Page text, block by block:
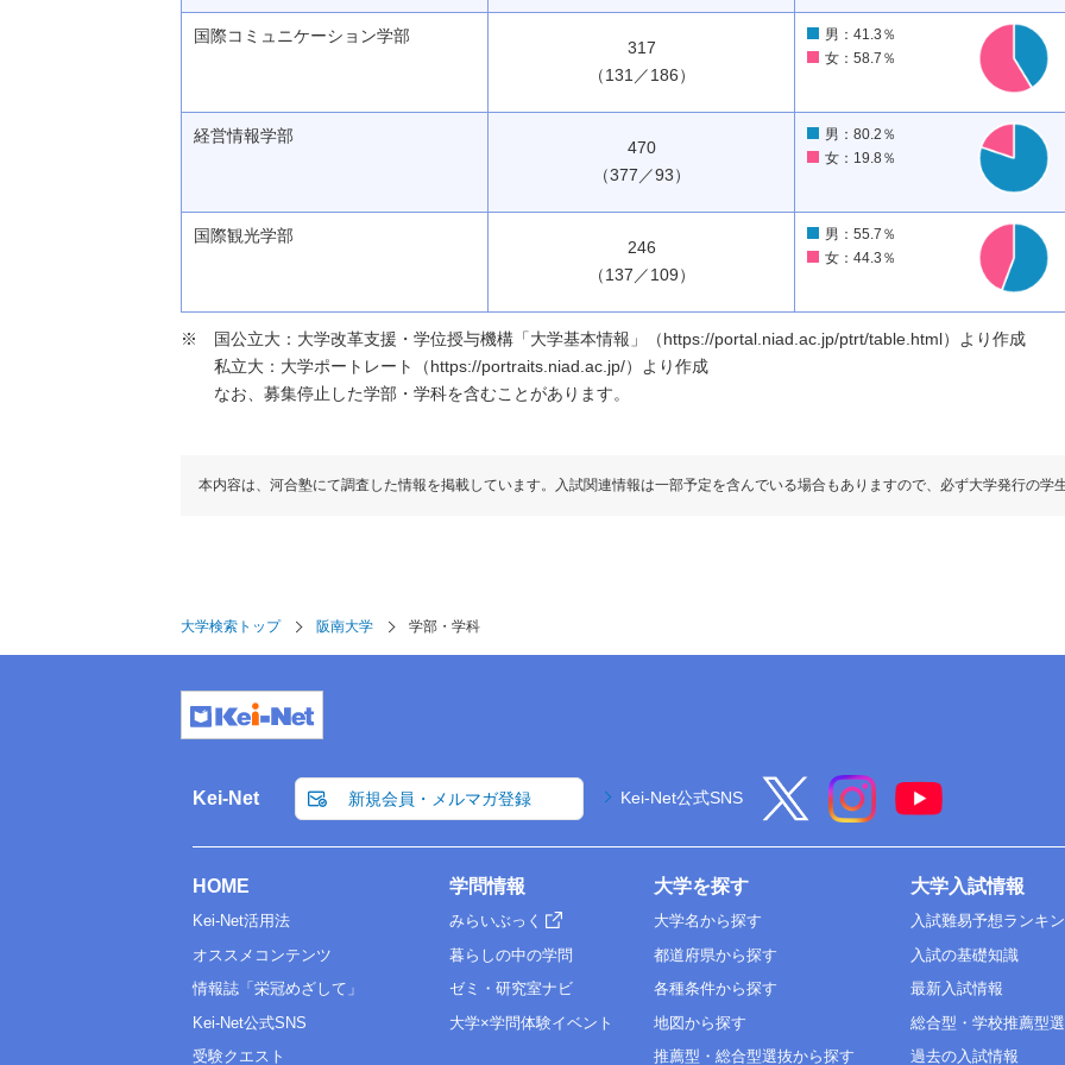
国際コミュニケーション学部
317
（131／186）
男：41.3％
女：58.7％
経営情報学部
470
（377／93）
男：80.2％
女：19.8％
国際観光学部
246
（137／109）
男：55.7％
女：44.3％
国公立大：大学改革支援・学位授与機構「大学基本情報」（https://portal.niad.ac.jp/ptrt/table.html）より作成
私立大：大学ポートレート（https://portraits.niad.ac.jp/）より作成
なお、募集停止した学部・学科を含むことがあります。
本内容は、河合塾にて調査した情報を掲載しています。入試関連情報は一部予定を含んでいる場合もありますので、必ず大学発行の学
大学検索トップ 阪南大学 学部・学科
Kei-Net 新規会員・メルマガ登録 Kei-Net公式SNS
HOME
Kei-Net活用法
オススメコンテンツ
情報誌「栄冠めざして」
Kei-Net公式SNS
受験クエスト
学問情報
みらいぶっく
暮らしの中の学問
ゼミ・研究室ナビ
大学×学問体験イベント
大学を探す
大学名から探す
都道府県から探す
各種条件から探す
地図から探す
推薦型・総合型選抜から探す
大学入試情報
入試難易予想ランキ
入試の基礎知識
最新入試情報
総合型・学校推薦型
過去の入試情報